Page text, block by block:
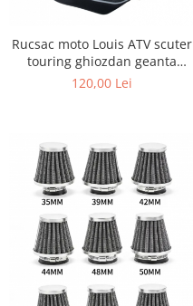
Rucsac moto Louis ATV scuter
touring ghiozdan geanta
spate
120,00 Lei